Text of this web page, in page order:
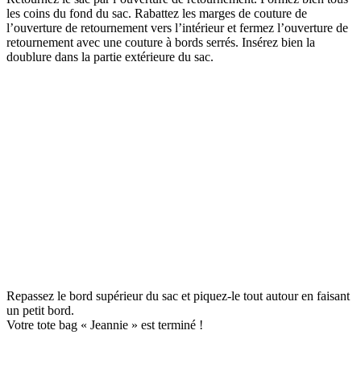
les coins du fond du sac. Rabattez les marges de couture de
l’ouverture de retournement vers l’intérieur et fermez l’ouverture de
retournement avec une couture à bords serrés. Insérez bien la
doublure dans la partie extérieure du sac.
Repassez le bord supérieur du sac et piquez-le tout autour en faisant
un petit bord.
Votre tote bag « Jeannie » est terminé !